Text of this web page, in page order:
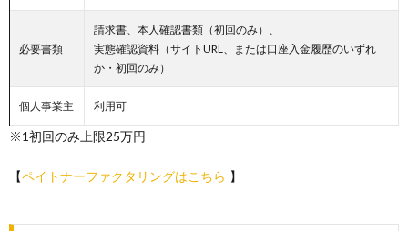
必要書類
請求書、本人確認書類（初回のみ）、
実態確認資料（サイトURL、または口座入金履歴のいずれ
か・初回のみ）
個人事業主 利用可
※1初回のみ上限25万円
【ペイトナーファクタリングはこちら 】